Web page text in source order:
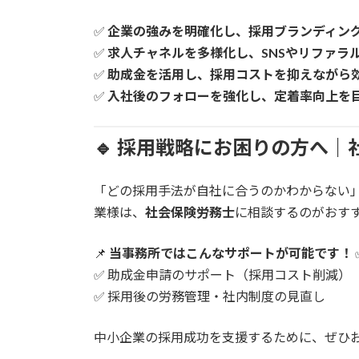
✅ 企業の強みを明確化し、採用ブランディン
✅ 求人チャネルを多様化し、SNSやリファラ
✅ 助成金を活用し、採用コストを抑えながら
✅ 入社後のフォローを強化し、定着率向上を
🔹 採用戦略にお困りの方へ
「どの採用手法が自社に合うのかわからな
業様は、 社会保険労務士に相談するのがおす
📌 当事務所ではこんなサポートが可能です！
✅ 助成金申請のサポート（採用コスト削減）
✅ 採用後の労務管理・社内制度の見直し
中小企業の採用成功を支援するために、ぜひ